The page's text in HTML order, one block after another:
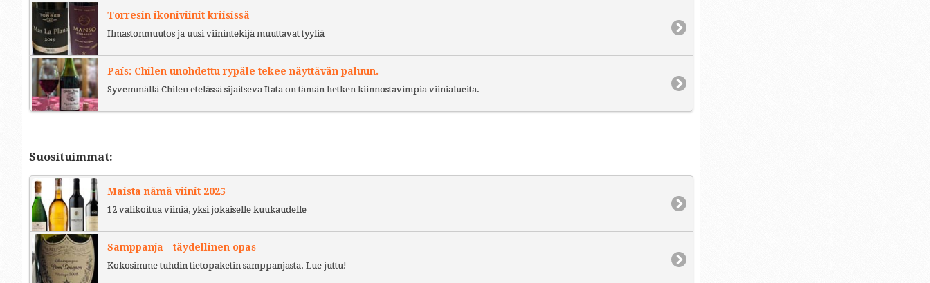
Torresin ikoniviinit kriisissä
Ilmastonmuutos ja uusi viinintekijä muuttavat tyyliä
País: Chilen unohdettu rypäle tekee näyttävän paluun.
Syvemmällä Chilen etelässä sijaitseva Itata on tämän hetken kiinnostavimpia viinialueita.
Suosituimmat:
Maista nämä viinit 2025
12 valikoitua viiniä, yksi jokaiselle kuukaudelle
Samppanja - täydellinen opas
Kokosimme tuhdin tietopaketin samppanjasta. Lue juttu!